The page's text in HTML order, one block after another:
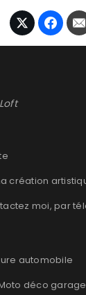
création
moi, par
automobile
déco garage